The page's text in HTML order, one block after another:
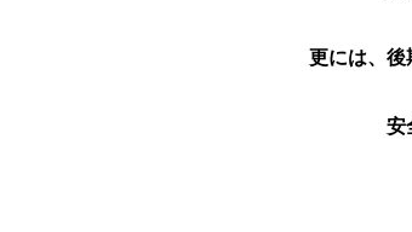
更には、後
安